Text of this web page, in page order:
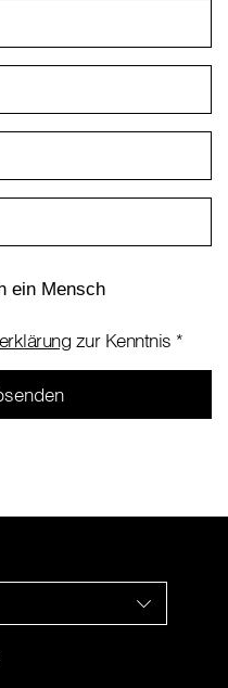
zur Kenntnis *